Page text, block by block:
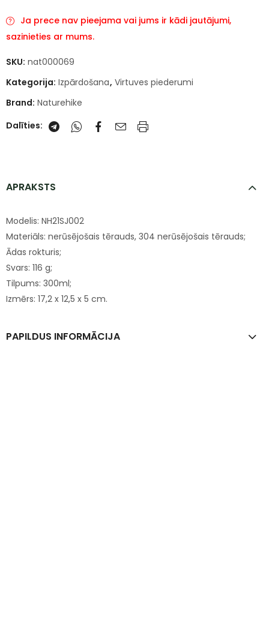
Ja prece nav pieejama vai jums ir kādi jautājumi,
sazinieties ar mums.
SKU: nat000069
Kategorija: Izpārdošana, Virtuves piederumi
Brand: Naturehike
Dalīties:
APRAKSTS
Modelis: NH21SJ002
Materiāls: nerūsējošais tērauds, 304 nerūsējošais tērauds;
Ādas rokturis;
Svars: 116 g;
Tilpums: 300ml;
Izmērs: 17,2 x 12,5 x 5 cm.
PAPILDUS INFORMĀCIJA